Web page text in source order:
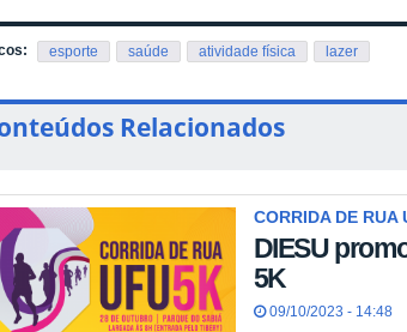
esporte saúde atividade física lazer
Relacionados
CORRIDA DE RUA
DIESU
5K
09/10/2023 - 14:48